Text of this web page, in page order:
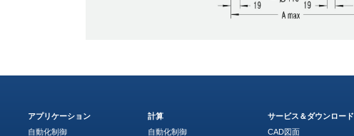
アプリケーション
自動化制御
計算
自動化制御
サービス＆ダウンロード
CAD図面